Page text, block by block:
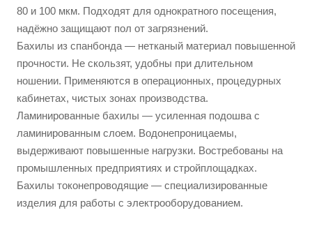
80 и 100 мкм. Подходят для однократного посещения,
надёжно защищают пол от загрязнений.
Бахилы из спанбонда — нетканый материал повышенной
прочности. Не скользят, удобны при длительном
ношении. Применяются в операционных, процедурных
кабинетах, чистых зонах производства.
Ламинированные бахилы — усиленная подошва с
ламинированным слоем. Водонепроницаемы,
выдерживают повышенные нагрузки. Востребованы на
промышленных предприятиях и стройплощадках.
Бахилы токонепроводящие — специализированные
изделия для работы с электрооборудованием.